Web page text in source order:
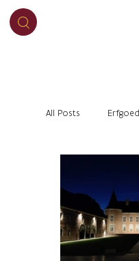
All Posts Erfgoed